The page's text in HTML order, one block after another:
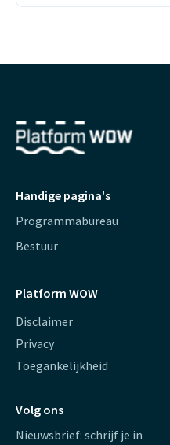
Handige pagina's
Programmabureau
Bestuur
Platform WOW
Disclaimer
Privacy
Toegankelijkheid
Volg ons
Nieuwsbrief: schrijf je in